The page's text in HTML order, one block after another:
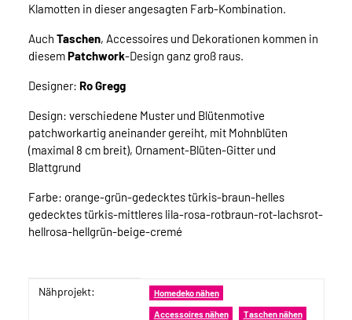
Klamotten in dieser angesagten Farb-Kombination.
Auch Taschen, Accessoires und Dekorationen kommen in
diesemPatchwork-Design ganz groß raus.
Designer: Ro Gregg
Design: verschiedene Muster und Blütenmotive
patchworkartig aneinander gereiht, mit Mohnblüten
(maximal 8 cm breit), Ornament-Blüten-Gitter und
Blattgrund
Farbe: orange-grün-gedecktes türkis-braun-helles
gedecktes türkis-mittleres lila-rosa-rotbraun-rot-lachsrot-
hellrosa-hellgrün-beige-cremé
Produkteigenschaft
Wert
Nähprojekt: Homedeko nähen
Accessoires nähen Taschen nähen